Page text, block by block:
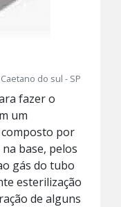
Caetano do sul - SP
fazer o
um
por
base, pelos
gás do tubo
esterilização
de alguns